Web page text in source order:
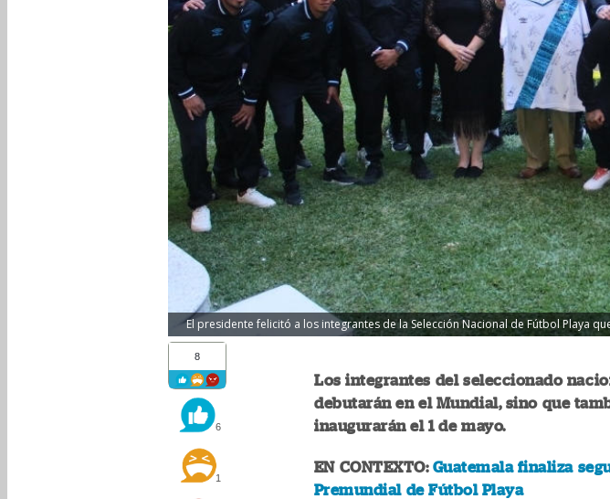
El presidente felicitó a los integrantes de la Selección Nacional de Fútbol Playa
8
6
1
Los integrantes del seleccionado
debutarán en el Mundial, sino que
inaugurarán el 1 de mayo.
EN CONTEXTO: Guatemala finaliza
Premundial de Fútbol Playa